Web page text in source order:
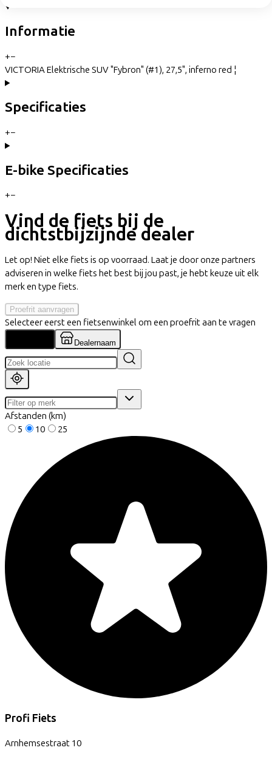
Informatie
+−
VICTORIA Elektrische SUV "Fybron" (#1), 27,5", inferno red ¦
Specificaties
+−
E-bike Specificaties
+−
Vind de fiets bij de
dichtstbijzijnde dealer
Let op! Niet elke fiets is op voorraad. Laat je door onze partners
adviseren in welke fiets het best bij jou past, je hebt keuze uit elk
merk en type fiets.
Proefrit aanvragen
Selecteer eerst een fietsenwinkel om een proefrit aan te vragen
Dealernaam
Afstanden (km)
5
10 25
Profi Fiets
Arnhemsestraat 10